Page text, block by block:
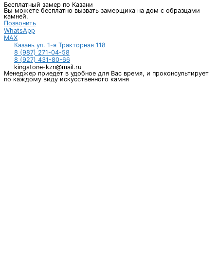
Бесплатный замер по Казани
Вы можете бесплатно вызвать замерщика на дом с образцами
камней.
Позвонить
WhatsApp
MAX
Казань ул. 1-я Тракторная 118
8 (987) 271-04-58
8 (927) 431-80-66
kingstone-kzn@mail.ru
Менеджер приедет в удобное для Вас время, и проконсультирует
по каждому виду искусственного камня